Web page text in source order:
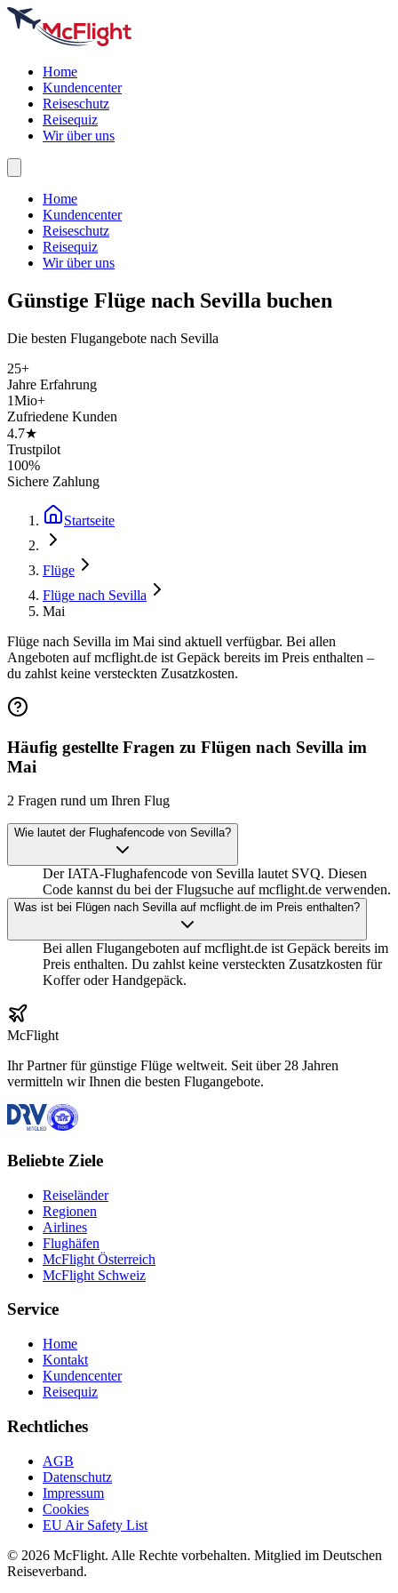
Home
Kundencenter
Reiseschutz
Reisequiz
Wir über uns
Home
Kundencenter
Reiseschutz
Reisequiz
Wir über uns
Günstige Flüge nach Sevilla buchen
Die besten Flugangebote nach Sevilla
25+
Jahre Erfahrung
1Mio+
Zufriedene Kunden
4.7★
Trustpilot
100%
Sichere Zahlung
Startseite
Flüge
Flüge nach Sevilla
Mai
Flüge nach Sevilla im Mai sind aktuell verfügbar. Bei allen
Angeboten auf mcflight.de ist Gepäck bereits im Preis enthalten –
du zahlst keine versteckten Zusatzkosten.
Häufig gestellte Fragen zu Flügen nach Sevilla im
Mai
2 Fragen rund um Ihren Flug
Wie lautet der Flughafencode von Sevilla?
Der IATA-Flughafencode von Sevilla lautet SVQ. Diesen
Code kannst du bei der Flugsuche auf mcflight.de verwenden.
Was ist bei Flügen nach Sevilla auf mcflight.de im Preis enthalten?
Bei allen Flugangeboten auf mcflight.de ist Gepäck bereits im
Preis enthalten. Du zahlst keine versteckten Zusatzkosten für
Koffer oder Handgepäck.
McFlight
Ihr Partner für günstige Flüge weltweit. Seit über 28 Jahren
vermitteln wir Ihnen die besten Flugangebote.
Beliebte Ziele
Reiseländer
Regionen
Airlines
Flughäfen
McFlight Österreich
McFlight Schweiz
Service
Home
Kontakt
Kundencenter
Reisequiz
Rechtliches
AGB
Datenschutz
Impressum
Cookies
EU Air Safety List
© 2026 McFlight. Alle Rechte vorbehalten. Mitglied im Deutschen
Reiseverband.